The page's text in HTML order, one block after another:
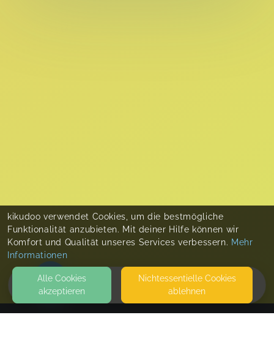
HOME
kikudoo verwendet Cookies, um die bestmögliche
Funktionalität anzubieten. Mit deiner Hilfe können wir
Komfort und Qualität unseres Services verbessern. Mehr
Informationen
Alle Cookies
akzeptieren
Nicht­essentielle Cookies
ablehnen